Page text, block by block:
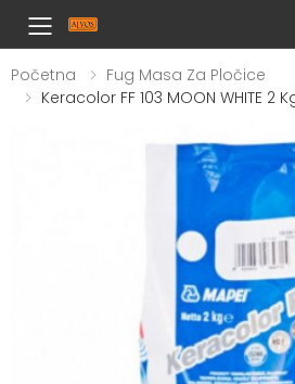
Toggle mobile
Početna
Fug Masa Za Pločice
Keracolor FF 103 MOON WHITE 2